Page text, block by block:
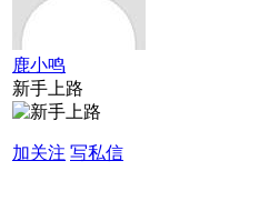
鹿小鸣
新手上路
加关注 写私信